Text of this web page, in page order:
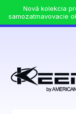
Nová kolekcia
samozatmavovacie